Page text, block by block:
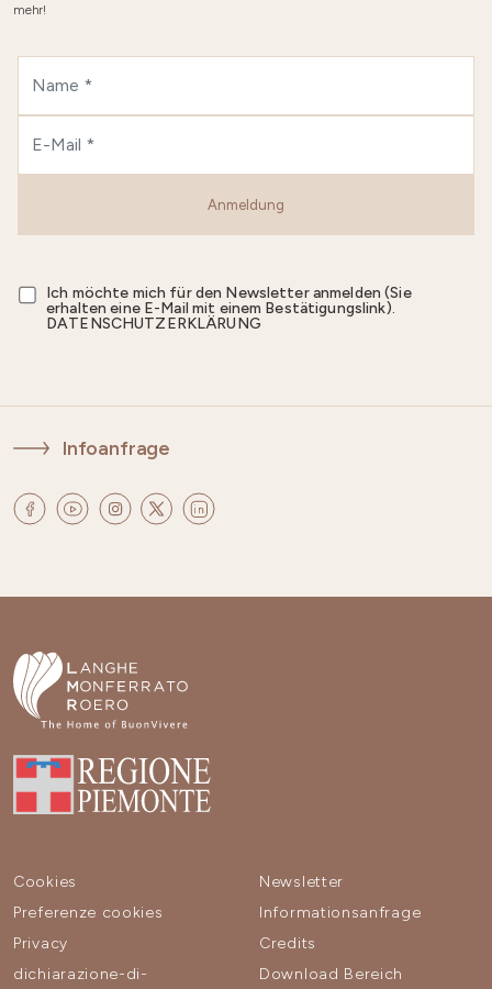
mehr!
Anmeldung
Ich möchte mich für den Newsletter anmelden (Sie
erhalten eine E-Mail mit einem Bestätigungslink).
DATENSCHUTZERKLÄRUNG
Infoanfrage
Cookies
Preferenze cookies
Privacy
dichiarazione-di-
Newsletter
Informationsanfrage
Credits
Download Bereich